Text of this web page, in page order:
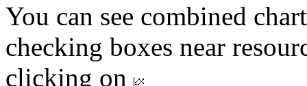
You can see combined
checking boxes near
clicking on